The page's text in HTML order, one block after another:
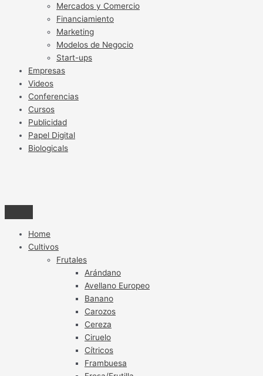
Mercados y Comercio
Financiamiento
Marketing
Modelos de Negocio
Start-ups
Empresas
Videos
Conferencias
Cursos
Publicidad
Papel Digital
Biologicals
Home
Cultivos
Frutales
Arándano
Avellano Europeo
Banano
Carozos
Cereza
Ciruelo
Cítricos
Frambuesa